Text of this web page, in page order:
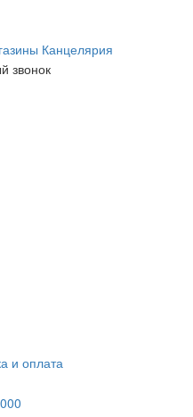
Канцелярия
звонок
и оплата